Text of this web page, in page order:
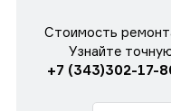
Стоимость
Узнайте
+7 (343)302-17-